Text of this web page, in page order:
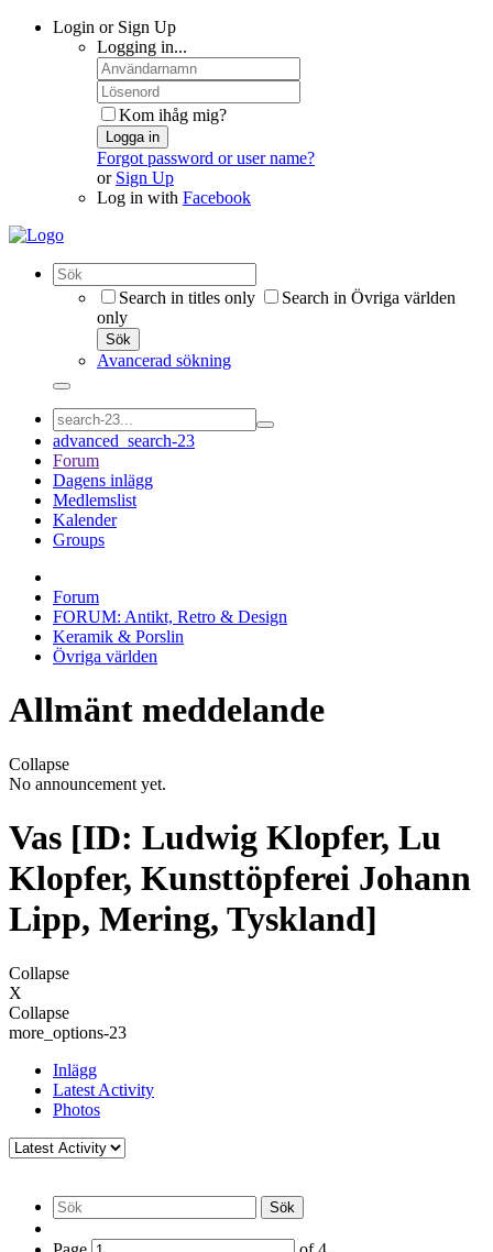
Login or Sign Up
Logging in...
Kom ihåg mig?
Logga in
Forgot password or user name?
or Sign Up
Log in with Facebook
Search in titles only
Search in Övriga världen
only
Sök
Avancerad sökning
advanced_search-23
Forum
Dagens inlägg
Medlemslist
Kalender
Groups
Forum
FORUM: Antikt, Retro & Design
Keramik & Porslin
Övriga världen
Allmänt meddelande
Collapse
No announcement yet.
Vas [ID: Ludwig Klopfer, Lu
Klopfer, Kunsttöpferei Johann
Lipp, Mering, Tyskland]
Collapse
X
Collapse
more_options-23
Inlägg
Latest Activity
Photos
Sök